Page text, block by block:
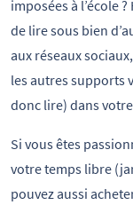
imposées à l’école
de lire sous bien
aux réseaux
les autres supports
donc lire) dans
Si vous êtes
votre temps libre
pouvez aussi